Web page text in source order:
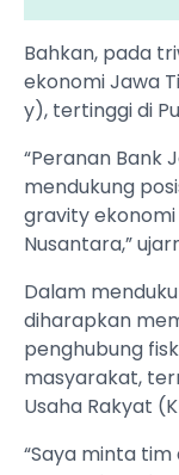
Bahkan, pada
ekonomi Jawa
y), tertinggi di
“Peranan Bank
mendukung
gravity ekonomi
Nusantara,”
Dalam
diharapkan
penghubung
masyarakat,
Usaha Rakyat
“Saya minta